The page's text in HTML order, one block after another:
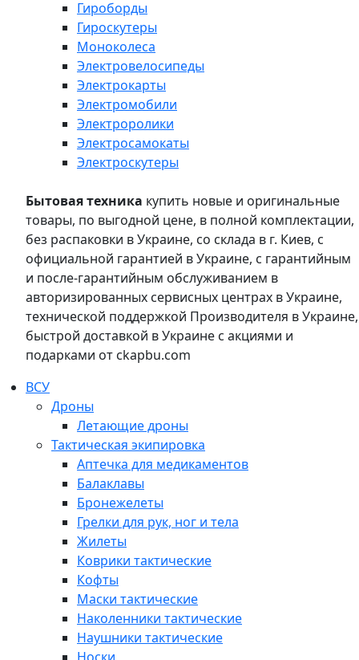
Гироборды
Гироскутеры
Моноколеса
Электровелосипеды
Электрокарты
Электромобили
Электроролики
Электросамокаты
Электроскутеры
Бытовая техника купить новые и оригинальные
товары, по выгодной цене, в полной комплектации,
без распаковки в Украине, со склада в г. Киев, с
официальной гарантией в Украине, с гарантийным
и после-гарантийным обслуживанием в
авторизированных сервисных центрах в Украине,
технической поддержкой Производителя в Украине,
быстрой доставкой в Украине с акциями и
подарками от ckapbu.com
ВСУ
Дроны
Летающие дроны
Тактическая экипировка
Аптечка для медикаментов
Балаклавы
Бронежелеты
Грелки для рук, ног и тела
Жилеты
Коврики тактические
Кофты
Маски тактические
Наколенники тактические
Наушники тактические